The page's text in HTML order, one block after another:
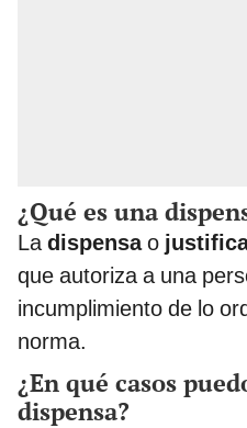
¿Qué es una
Ladispensao
que autoriza a una
incumplimiento de lo
norma.
¿En qué casos
dispensa?